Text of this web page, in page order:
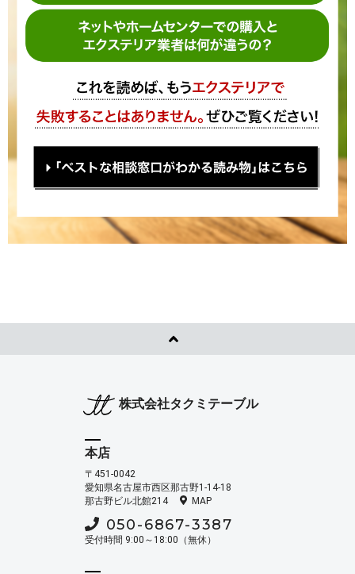
株式会社タクミテーブル
本店
〒451-0042
愛知県名古屋市西区那古野1-14-18
那古野ビル北館214
MAP
050-6867-3387
受付時間 9:00～18:00（無休）